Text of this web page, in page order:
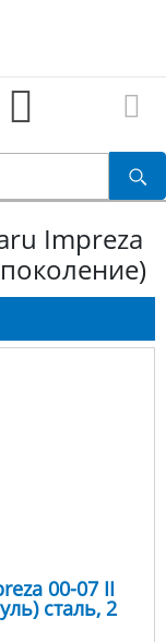
Impreza
00-07 II
сталь, 2